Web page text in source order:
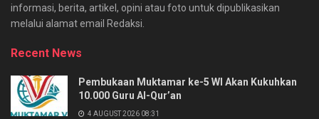
informasi, berita, artikel, opini atau foto untuk dipublikasikan
melalui alamat email Redaksi.
Recent News
Pembukaan Muktamar ke-5 WI Akan Kukuhkan
10.000 Guru Al-Qur’an
4 AUGUST 2026 08:31